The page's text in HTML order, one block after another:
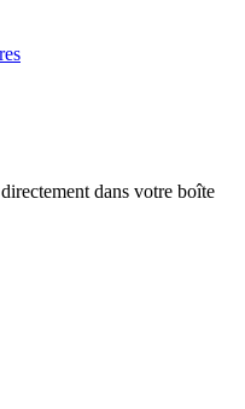
dans votre boîte